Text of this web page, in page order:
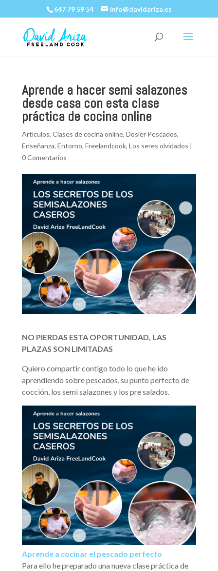
647 79 59 54 info@davidariza.es
Aprende a hacer semi salazones
desde casa con esta clase
práctica de cocina online
Artículos, Clases de cocina online, Dosier Pescados,
Enseñanza, Entorno, Freelandcook, Los seres olvidados |
0 Comentarios
NO PIERDAS ESTA OPORTUNIDAD, LAS
PLAZAS SON LIMITADAS
Quiero compartir contigo todo lo que he ido
aprendiendo sobre pescados, su punto perfecto de
cocción, los semi salazones y los pre salados.
Aprende a cocinar el pescado perfecto
Para ello he preparado una nueva clase práctica de